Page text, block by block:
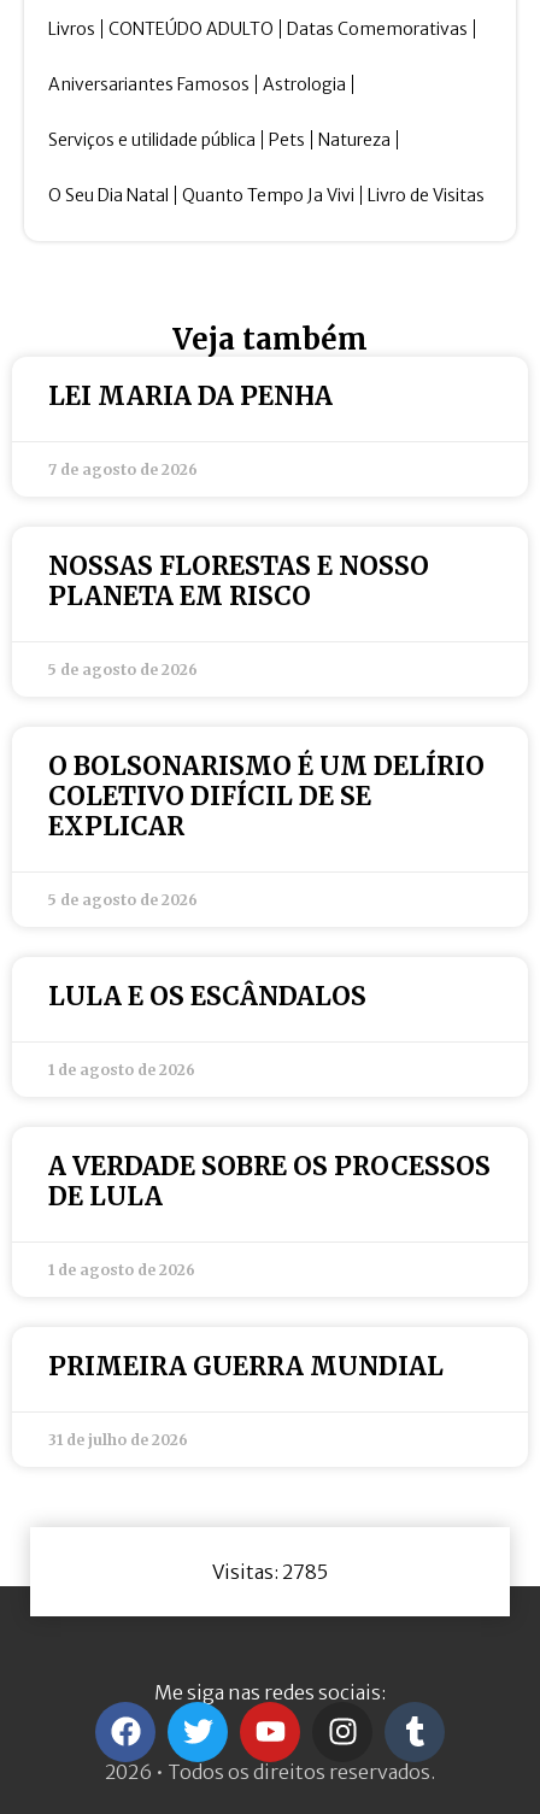
Livros CONTEÚDO ADULTO Datas Comemorativas
Aniversariantes Famosos Astrologia
Serviços e utilidade pública Pets Natureza
O Seu Dia Natal Quanto Tempo Ja Vivi Livro de Visitas
Veja também
LEI MARIA DA PENHA
7 de agosto de 2026
NOSSAS FLORESTAS E NOSSO
PLANETA EM RISCO
5 de agosto de 2026
O BOLSONARISMO É UM DELÍRIO
COLETIVO DIFÍCIL DE SE
EXPLICAR
5 de agosto de 2026
LULA E OS ESCÂNDALOS
1 de agosto de 2026
A VERDADE SOBRE OS PROCESSOS
DE LULA
1 de agosto de 2026
PRIMEIRA GUERRA MUNDIAL
31 de julho de 2026
Visitas: 2785
Me siga nas redes sociais:
2026 • Todos os direitos reservados.